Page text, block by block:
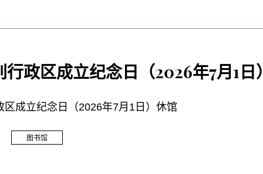
行政区成立纪念日（2026年7月1日
区成立纪念日（2026年7月1日）休馆
图书馆